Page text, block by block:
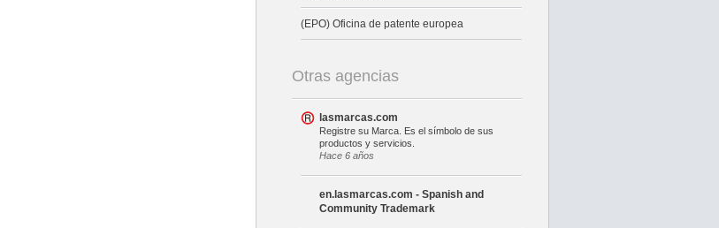
(EPO) Oficina de patente europea
Otras agencias
lasmarcas.com
Registre su Marca. Es el símbolo de sus
productos y servicios.
Hace 6 años
en.lasmarcas.com - Spanish and
Community Trademark